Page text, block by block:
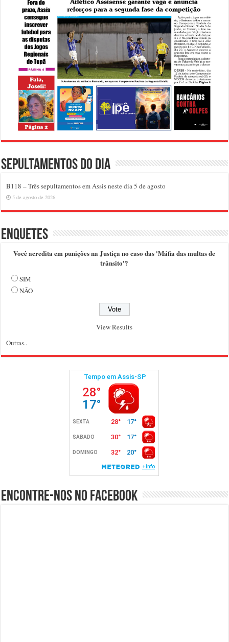
Sepultamentos do dia
B118 – Três sepultamentos em Assis neste dia 5 de agosto
5 de agosto de 2026
Enquetes
Você acredita em punições na Justiça no caso das 'Máfia das multas de
trânsito'?
SIM
NÃO
View Results
Outras..
Encontre-nos no Facebook